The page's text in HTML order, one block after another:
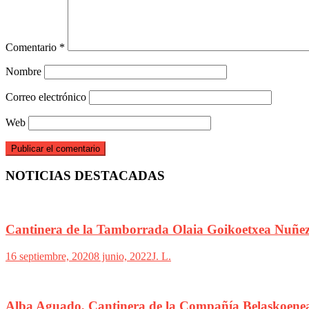
Comentario *
Nombre
Correo electrónico
Web
NOTICIAS DESTACADAS
Cantinera de la Tamborrada Olaia Goikoetxea
16 septiembre, 20208 junio, 2022J. L.